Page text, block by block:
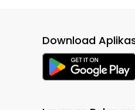
Download